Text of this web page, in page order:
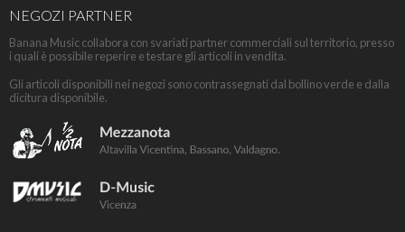
NEGOZI PARTNER
Banana Music collabora con svariati partner commerciali sul territorio, presso
i quali è possibile reperire e testare gli articoli in vendita.
Gli articoli disponibili nei negozi sono contrassegnati dal bollino verde e dalla
dicitura disponibile.